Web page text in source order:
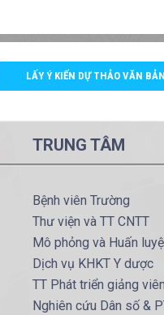
LẤY Ý KIẾN DỰ THẢO VĂN
TRUNG TÂM
Bệnh viên Trường
Thư viện và TT CNTT
Mô phỏng và Huấn
Dịch vụ KHKT Y dược
TT Phát triển giảng
Nghiên cứu Dân số &